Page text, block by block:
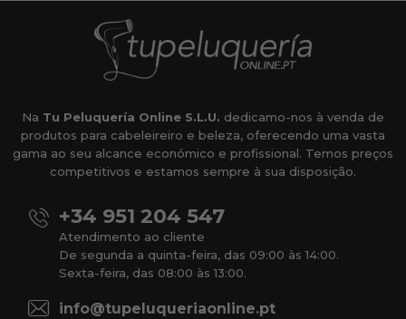
Na Tu Peluquería Online S.L.U. dedicamo-nos à venda de
produtos para cabeleireiro e beleza, oferecendo uma vasta
gama ao seu alcance económico e profissional. Temos preços
competitivos e estamos sempre à sua disposição.
+34 951 204 547
Atendimento ao cliente
De segunda a quinta-feira, das 09:00 às 14:00.
Sexta-feira, das 08:00 às 13:00.
info@tupeluqueriaonline.pt